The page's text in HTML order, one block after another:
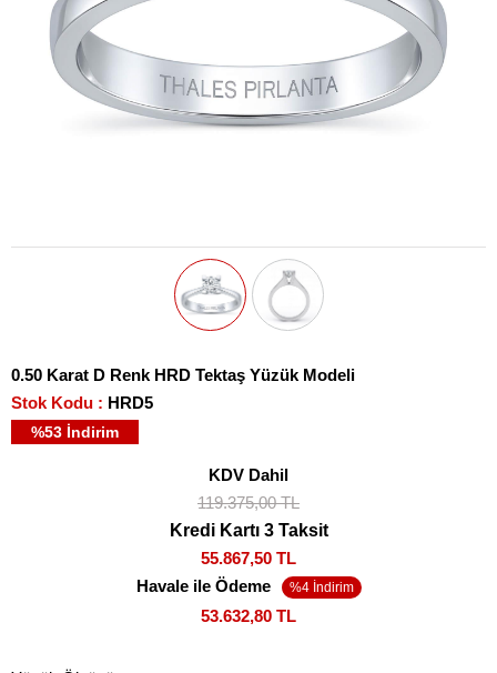
0.50 Karat D Renk HRD Tektaş Yüzük Modeli
Stok Kodu
HRD5
%53 İndirim
KDV Dahil
119.375,00 TL
Kredi Kartı 3 Taksit
55.867,50 TL
Havale ile Ödeme
53.632,80 TL